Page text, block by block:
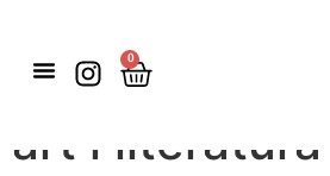
0
Inici/ Productes etiquetats com
art i literatura